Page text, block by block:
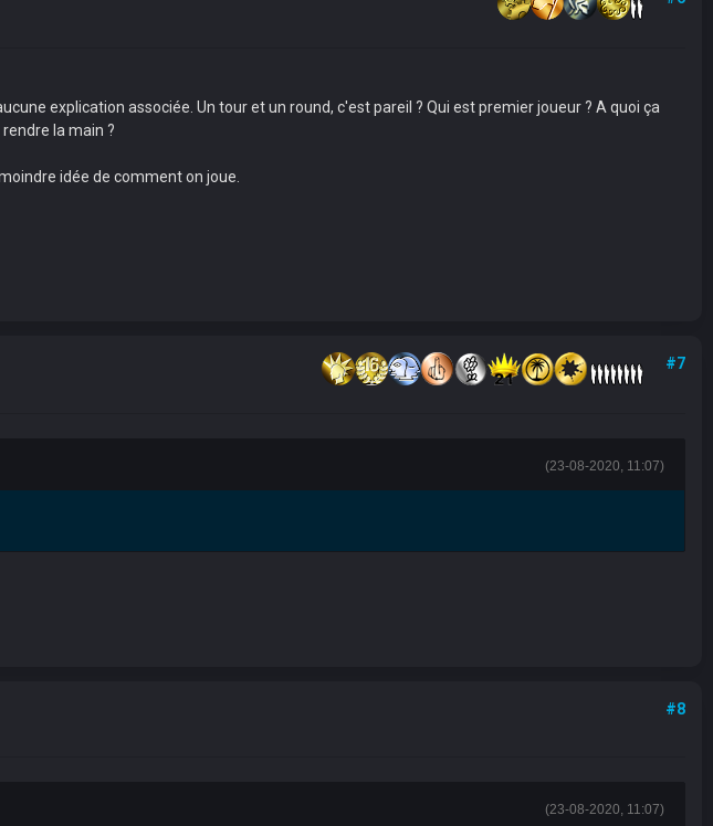
explication associée. Un tour et un round, c'est pareil ? Qui est premier joueur ? A quoi ça
la main ?
idée de comment on joue.
#7
(23-08-2020, 11:07)
#8
(23-08-2020, 11:07)